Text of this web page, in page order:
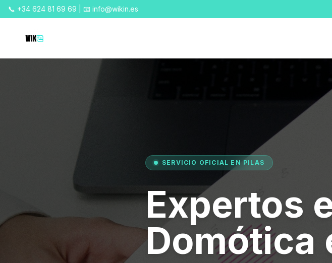
📞 +34 624 81 69 69 | 📧 info@wikin.es
SERVICIO OFICIAL EN PILAS
Expertos
Domótica